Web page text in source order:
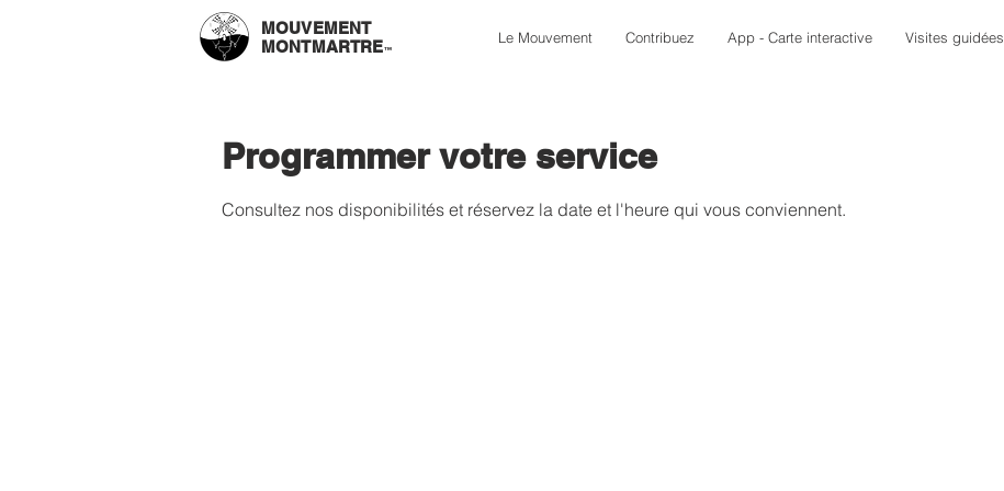
MOUVEMENT
MONTMARTRE™
Le Mouvement Contribuez App - Carte interactive Visites guidées
Programmer votre service
Consultez nos disponibilités et réservez la date et l'heure qui vous conviennent.